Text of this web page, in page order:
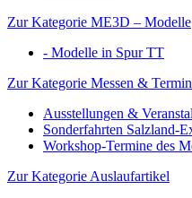
Zur Kategorie ME3D – Modelle
- Modelle in Spur TT
Zur Kategorie Messen &
Ausstellungen &
Sonderfahrten Salzland-
Workshop-Termine des
Zur Kategorie Auslaufartikel